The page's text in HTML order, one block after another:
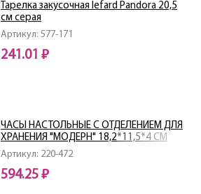
Артикул: 577-171
Тарелка закусочная lefard Pandora 20,5
см серая
241.01 ₽
Артикул: 220-472
ЧАСЫ НАСТОЛЬНЫЕ С ОТДЕЛЕНИЕМ ДЛЯ
ХРАНЕНИЯ "МОДЕРН" 18,2*11,5*4 СМ
594.25 ₽